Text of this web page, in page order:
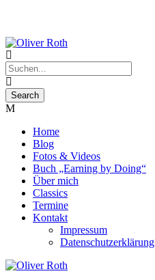
Home
Blog
Fotos & Videos
Buch „Earning by Doing“
Über mich
Classics
Termine
Kontakt
Impressum
Datenschutzerklärung